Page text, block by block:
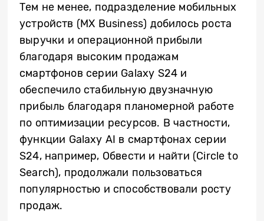
Тем не менее, подразделение мобильных
устройств (MX Business) добилось роста
выручки и операционной прибыли
благодаря высоким продажам
смартфонов серии Galaxy S24 и
обеспечило стабильную двузначную
прибыль благодаря планомерной работе
по оптимизации ресурсов. В частности,
функции Galaxy AI в смартфонах серии
S24, например, Обвести и найти (Circle to
Search), продолжали пользоваться
популярностью и способствовали росту
продаж.